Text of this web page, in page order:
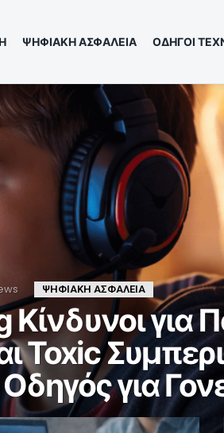
ΨΗΦΙΑΚΗ ΑΣΦΑΛΕΙΑ ΟΔΗΓΟΙ
ΨΗΦΙΑΚΗ ΑΣΦΑΛΕΙΑ
για
Toxic
για